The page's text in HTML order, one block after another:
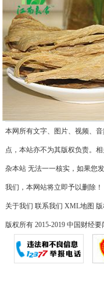
本网所有文字、图片、视频、
点，本站亦不为其版权负责。
杂本站 无法一一核实，如果您
我们，本网站将立即予以删除！
关于我们 联系我们 XML地图
版权所有 2015-2019 中国财经要